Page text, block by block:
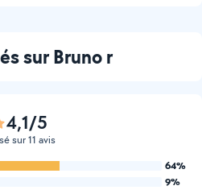
sur Bruno r
4,1/5
sur 11 avis
64%
9%